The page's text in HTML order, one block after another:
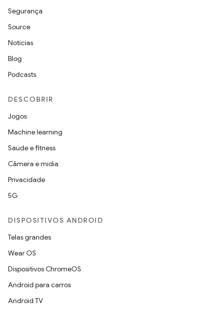
Segurança
Source
Notícias
Blog
Podcasts
DESCOBRIR
Jogos
Machine learning
Saúde e fitness
Câmera e mídia
Privacidade
5G
DISPOSITIVOS ANDROID
Telas grandes
Wear OS
Dispositivos ChromeOS
Android para carros
Android TV